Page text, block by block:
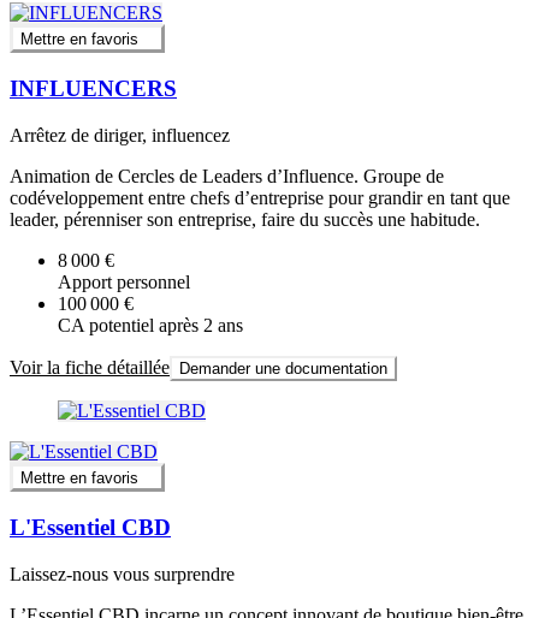
Mettre en favoris
INFLUENCERS
Arrêtez de diriger, influencez
Animation de Cercles de Leaders d’Influence. Groupe de
codéveloppement entre chefs d’entreprise pour grandir en tant que
leader, pérenniser son entreprise, faire du succès une habitude.
8 000 €
Apport personnel
100 000 €
CA potentiel après 2 ans
Voir la fiche détaillée Demander une documentation
Mettre en favoris
L'Essentiel CBD
Laissez-nous vous surprendre